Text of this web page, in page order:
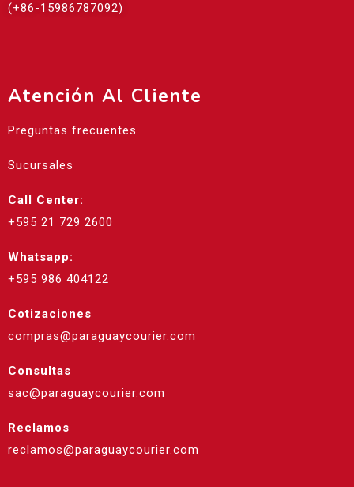
(+86-15986787092)
Atención Al Cliente
Preguntas frecuentes
Sucursales
Call Center:
+595 21 729 2600
Whatsapp:
+595 986 404122
Cotizaciones
compras@paraguaycourier.com
Consultas
sac@paraguaycourier.com
Reclamos
reclamos@paraguaycourier.com